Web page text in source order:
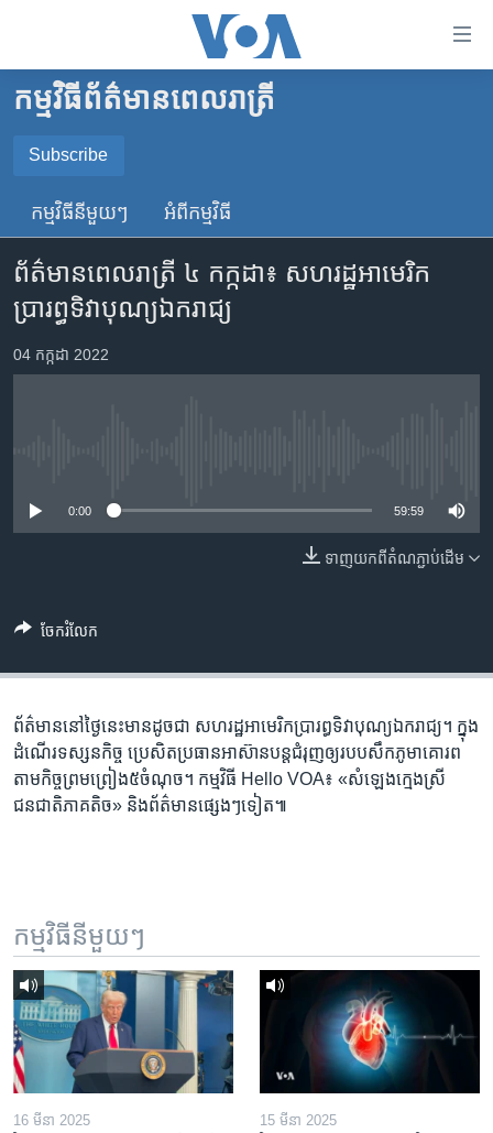
គេហទំព័រ​
ទាក់ទង
រំលង​
ទំព័រ​
ព័ត៌មាន​​
តែ​
រំលង​
សម្ព័ន្ធ​
ទៅ​
ទំព័រ​
រក
កម្ពុជា
អន្តរជាតិ
ចិន
ហេឡូវីអូអេ
កម្ពុជាច្នៃប្រតិដ្ឋ
ព្រឹត្តិការណ៍ព័ត៌មាន
Khmer English
កម្មវិធី​ព័ត៌មាន​ពេលរាត្រី
Subscribe
SUBSCRIBE
YouTube Music
Spotify
កម្មវិធី​នីមួយៗ អំពី​កម្មវិធី​
ព័ត៌មានពេលរាត្រី ៤ កក្កដា៖ សហរដ្ឋ​អាមេរិក​
ប្រារព្ធ​ទិវា​បុណ្យ​ឯករាជ្យ
04 កក្កដា 2022
0:00 59:59
ទាញ​យក​ពី​តំណភ្ជាប់​ដើម
ចែករំលែក
ព័ត៌មាន​នៅ​ថ្ងៃនេះ​មាន​ដូចជា សហរដ្ឋ​អាមេរិក​ប្រារព្ធ​ទិវា​បុណ្យ​ឯករាជ្យ។ ក្នុង​
ដំណើរ​ទស្សនកិច្ច ប្រេសិត​ប្រធាន​អាស៊ាន​បន្ត​ជំរុញ​ឲ្យ​របប​សឹក​ភូមា​គោរព​
តាម​កិច្ចព្រមព្រៀង​៥​ចំណុច។ កម្មវិធី Hello VOA៖ «សំឡេង​ក្មេងស្រី​
ជនជាតិ​ភាគតិច» និង​​ព័ត៌មាន​​ផ្សេងៗទៀត៕
កម្មវិធី​នីមួយៗ
16 មីនា 2025 15 មីនា 2025